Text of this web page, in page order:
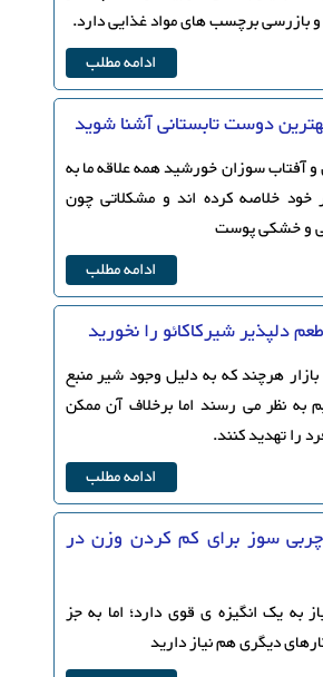
و بازرسی برچسب های مواد غذایی دارد.
ادامه مطلب
بهترین دوست تابستانی آشنا شوید
و آفتاب سوزان خورشید همه علاقه ما به
خود خلاصه کرده اند و مشکلاتی چون
و خشکی پوست
ادامه مطلب
دلپذیر شیرکاکائو را نخورید
بازار هرچند که به دلیل وجود شیر منبع
به نظر می رسند اما برخلاف آن ممکن
را تهدید کنند.
ادامه مطلب
چربی سوز برای کم کردن وزن در
به یک انگیزه ی قوی دارد؛ اما به جز
دیگری هم نیاز دارید